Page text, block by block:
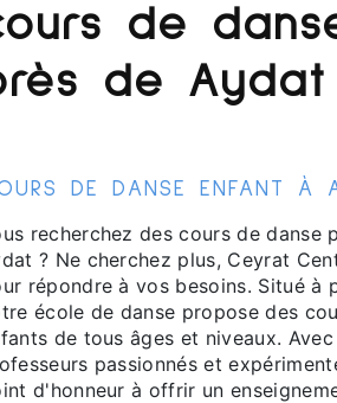
de
de Aydat
DE DANSE ENFANT À
recherchez des cours de danse
? Ne cherchez plus, Ceyrat
répondre à vos besoins. Situé à
école de danse propose des
de tous âges et niveaux.
passionnés et
d'honneur à offrir un